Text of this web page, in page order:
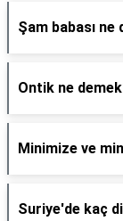
Şam babası ne
Ontik ne
Minimize ve
Suriye'de kaç